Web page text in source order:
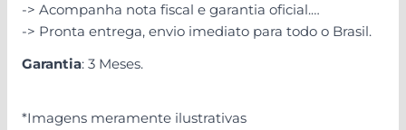
-> Acompanha nota fiscal e garantia oficial.
-> Pronta entrega, envio imediato para todo o Brasil.
Garantia: 3 Meses.
*Imagens meramente ilustrativas